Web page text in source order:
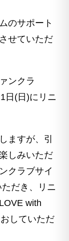
のサポート
せていただ
ンクラ
日(日)にリニ
ますが、引
しみいただ
クラブサイ
だき、リニ
with
していただ